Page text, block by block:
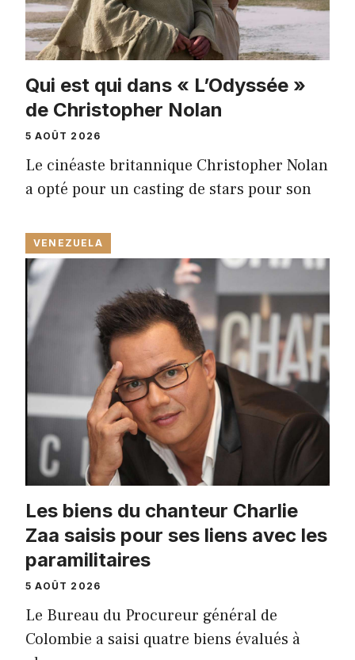
Qui est qui dans « L’Odyssée »
de Christopher Nolan
5 AOÛT 2026
Le cinéaste britannique Christopher Nolan
a opté pour un casting de stars pour son
VENEZUELA
Les biens du chanteur Charlie
Zaa saisis pour ses liens avec les
paramilitaires
5 AOÛT 2026
Le Bureau du Procureur général de
Colombie a saisi quatre biens évalués à